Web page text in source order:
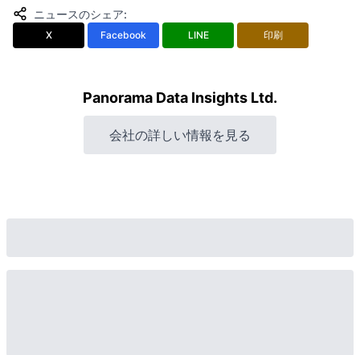
ニュースのシェア:
X Facebook LINE 印刷
Panorama Data Insights Ltd.
会社の詳しい情報を見る